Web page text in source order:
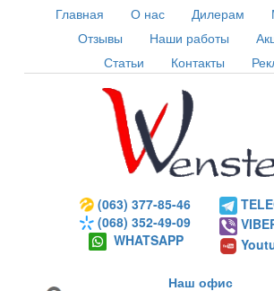
Главная О нас Дилерам
Отзывы
Наши работы
Статьи
Контакты
(063) 377-85-46
(068) 352-49-09
WHATSAPP
Наш офис